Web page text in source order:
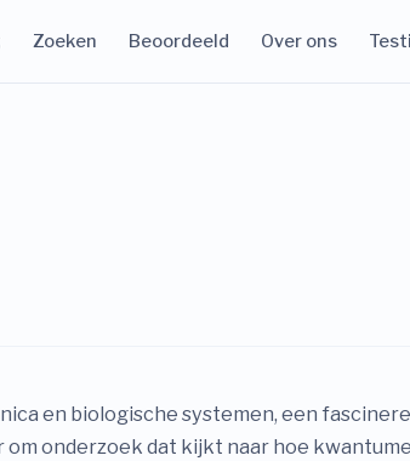
Zoeken Beoordeeld Over ons
en biologische systemen, een
onderzoek dat kijkt naar hoe